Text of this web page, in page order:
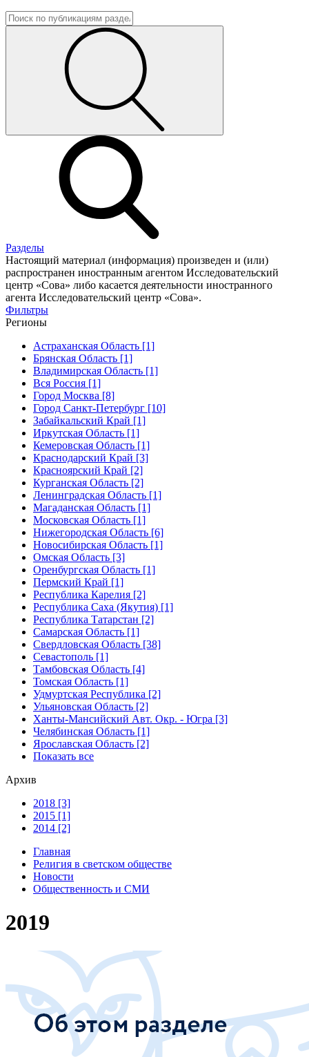
Разделы
Настоящий материал (информация) произведен и (или)
распространен иностранным агентом Исследовательский
центр «Сова» либо касается деятельности иностранного
агента Исследовательский центр «Сова».
Фильтры
Регионы
Астраханская Область [1]
Брянская Область [1]
Владимирская Область [1]
Вся Россия [1]
Город Москва [8]
Город Санкт-Петербург [10]
Забайкальский Край [1]
Иркутская Область [1]
Кемеровская Область [1]
Краснодарский Край [3]
Красноярский Край [2]
Курганская Область [2]
Ленинградская Область [1]
Магаданская Область [1]
Московская Область [1]
Нижегородская Область [6]
Новосибирская Область [1]
Омская Область [3]
Оренбургская Область [1]
Пермский Край [1]
Республика Карелия [2]
Республика Саха (Якутия) [1]
Республика Татарстан [2]
Самарская Область [1]
Свердловская Область [38]
Севастополь [1]
Тамбовская Область [4]
Томская Область [1]
Удмуртская Республика [2]
Ульяновская Область [2]
Ханты-Мансийский Авт. Окр. - Югра [3]
Челябинская Область [1]
Ярославская Область [2]
Показать все
Архив
2018 [3]
2015 [1]
2014 [2]
Главная
Религия в светском обществе
Новости
Общественность и СМИ
2019